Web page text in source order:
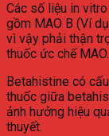
Các số liệu in
gồm MAO B (Ví
vì vậy phải thận
thuốc ức chế MAO.
Betahistine có
thuốc giữa
ảnh hưởng hiệu
thuyết.